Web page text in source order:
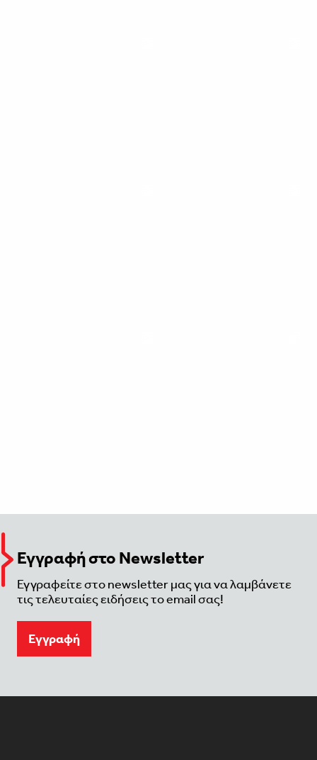
Εγγραφή στο Newsletter
Εγγραφείτε στο newsletter μας για να λαμβάνετε
τις τελευταίες ειδήσεις το email σας!
Eγγραφή